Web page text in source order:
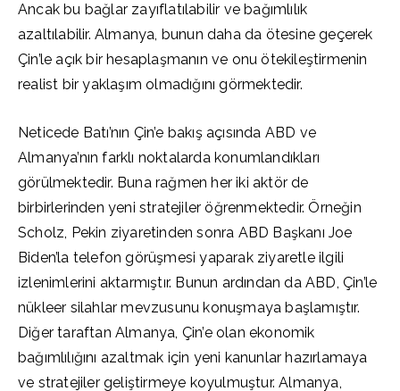
Ancak bu bağlar zayıflatılabilir ve bağımlılık
azaltılabilir. Almanya, bunun daha da ötesine geçerek
Çin’le açık bir hesaplaşmanın ve onu ötekileştirmenin
realist bir yaklaşım olmadığını görmektedir.
Neticede Batı’nın Çin’e bakış açısında ABD ve
Almanya’nın farklı noktalarda konumlandıkları
görülmektedir. Buna rağmen her iki aktör de
birbirlerinden yeni stratejiler öğrenmektedir. Örneğin
Scholz, Pekin ziyaretinden sonra ABD Başkanı Joe
Biden’la telefon görüşmesi yaparak ziyaretle ilgili
izlenimlerini aktarmıştır. Bunun ardından da ABD, Çin’le
nükleer silahlar mevzusunu konuşmaya başlamıştır.
Diğer taraftan Almanya, Çin’e olan ekonomik
bağımlılığını azaltmak için yeni kanunlar hazırlamaya
ve stratejiler geliştirmeye koyulmuştur. Almanya,